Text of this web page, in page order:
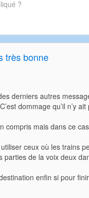
?
très bonne
derniers autres
dommage qu’il n’y
compris mais dans ce
ceux où les trains
de la voix deux
enfin si pour